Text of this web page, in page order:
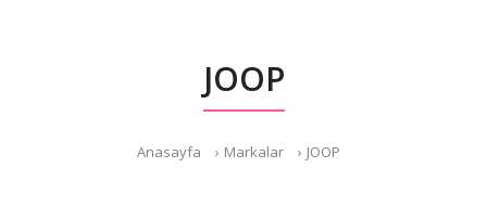
JOOP
Anasayfa Markalar JOOP